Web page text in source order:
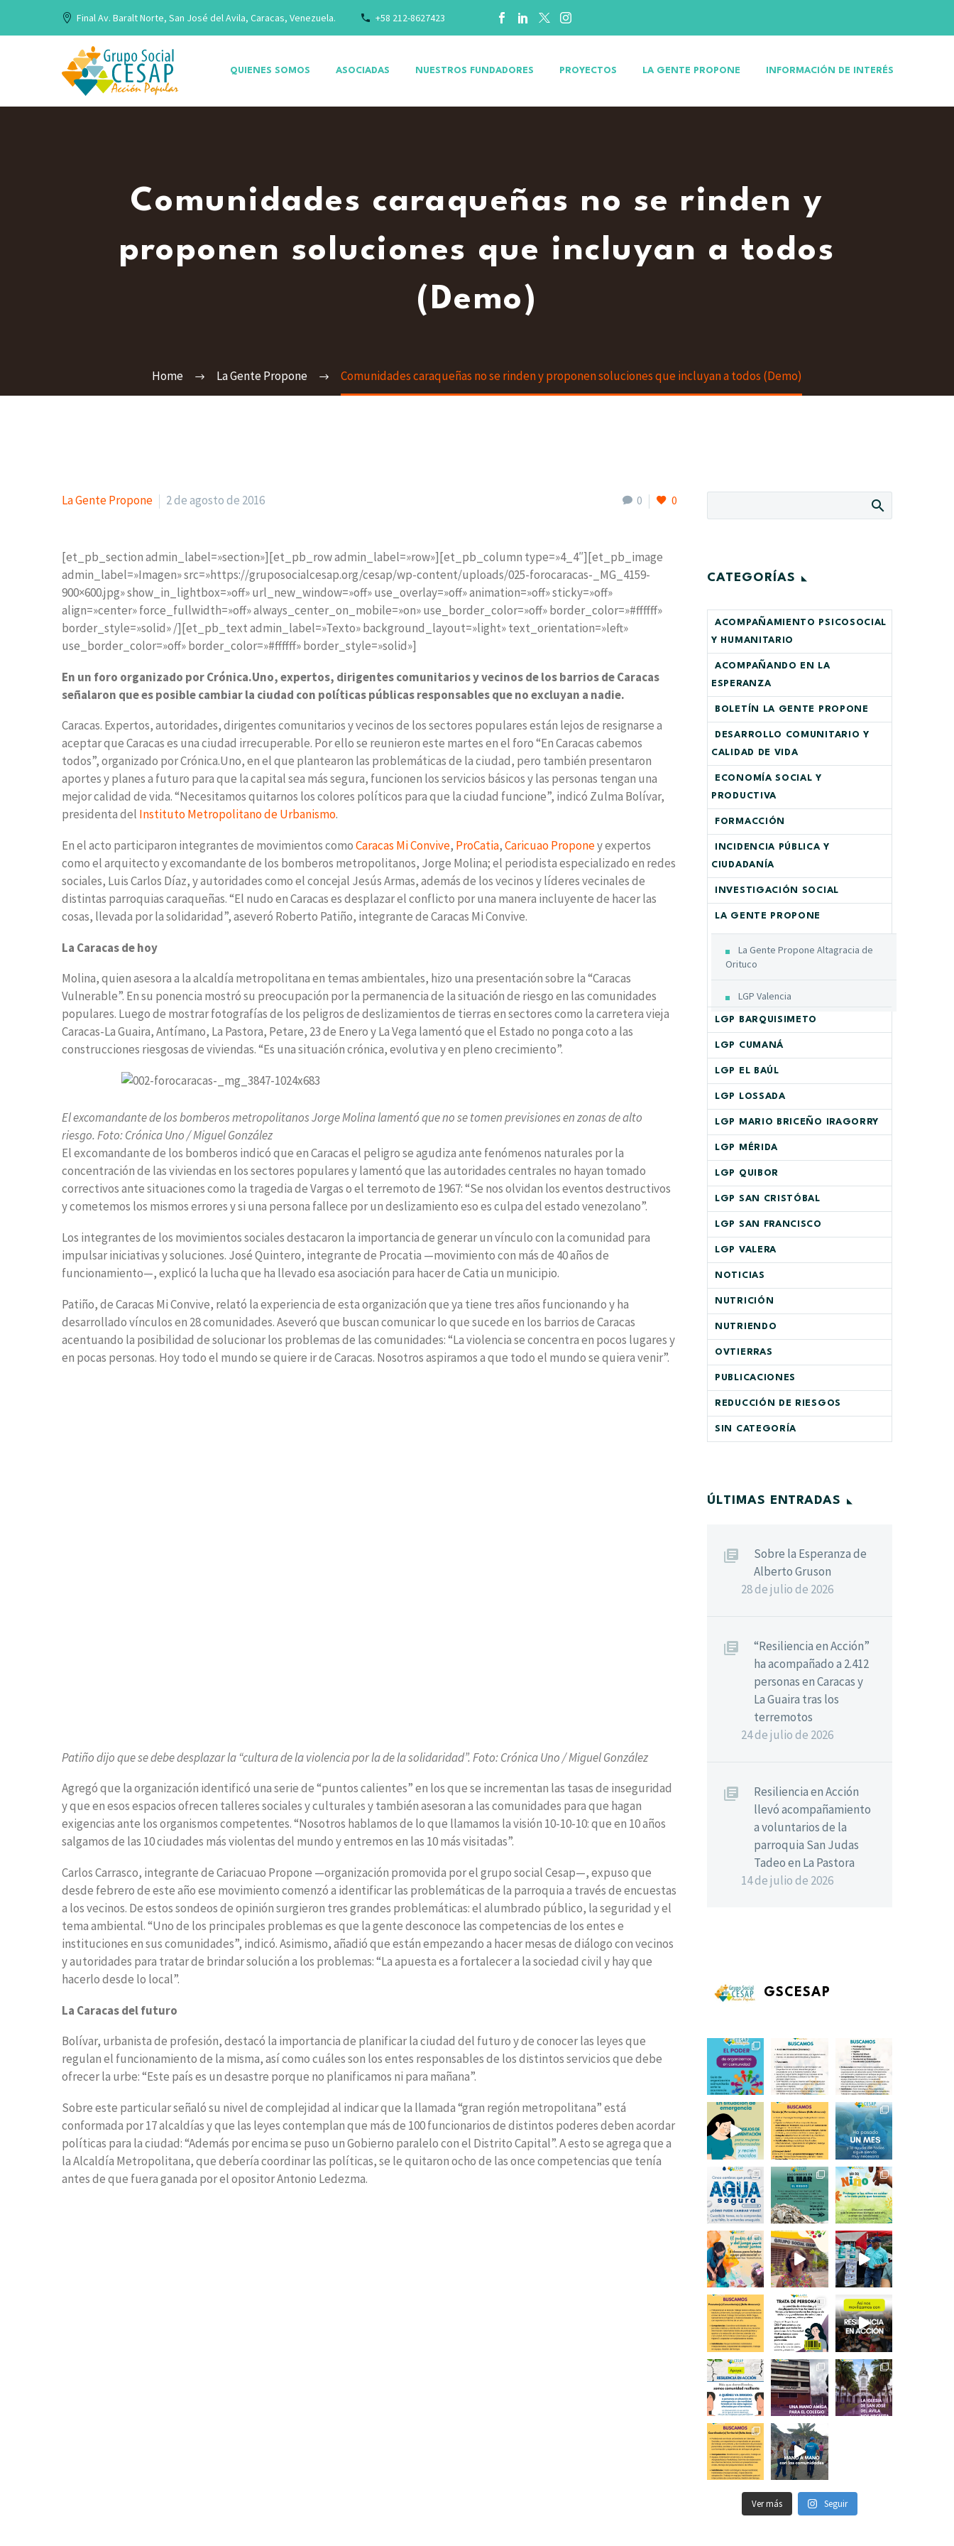
Final Av. Baralt Norte, San José del Avila, Caracas, Venezuela. +58 212-8627423
QUIENES SOMOS ASOCIADAS NUESTROS FUNDADORES PROYECTOS LA GENTE PROPONE INFORMACIÓN DE INTERÉS
Comunidades caraqueñas no se rinden y
proponen soluciones que incluyan a todos
(Demo)
Home La Gente Propone Comunidades caraqueñas no se rinden y proponen soluciones que incluyan a todos (Demo)
0 0
La Gente Propone 2 de agosto de 2016
[et_pb_section admin_label=»section»][et_pb_row admin_label=»row»][et_pb_column type=»4_4″][et_pb_image
admin_label=»Imagen» src=»https://gruposocialcesap.org/cesap/wp-content/uploads/025-forocaracas-_MG_4159-
900×600.jpg» show_in_lightbox=»off» url_new_window=»off» use_overlay=»off» animation=»off» sticky=»off»
align=»center» force_fullwidth=»off» always_center_on_mobile=»on» use_border_color=»off» border_color=»#ffffff»
border_style=»solid» /][et_pb_text admin_label=»Texto» background_layout=»light» text_orientation=»left»
use_border_color=»off» border_color=»#ffffff» border_style=»solid»]
En un foro organizado por Crónica.Uno, expertos, dirigentes comunitarios y vecinos de los barrios de Caracas
señalaron que es posible cambiar la ciudad con políticas públicas responsables que no excluyan a nadie.
Caracas. Expertos, autoridades, dirigentes comunitarios y vecinos de los sectores populares están lejos de resignarse a
aceptar que Caracas es una ciudad irrecuperable. Por ello se reunieron este martes en el foro “En Caracas cabemos
todos”, organizado por Crónica.Uno, en el que plantearon las problemáticas de la ciudad, pero también presentaron
aportes y planes a futuro para que la capital sea más segura, funcionen los servicios básicos y las personas tengan una
mejor calidad de vida. “Necesitamos quitarnos los colores políticos para que la ciudad funcione”, indicó Zulma Bolívar,
presidenta del Instituto Metropolitano de Urbanismo.
En el acto participaron integrantes de movimientos comoCaracas Mi Convive, ProCatia,Caricuao Proponey expertos
como el arquitecto y excomandante de los bomberos metropolitanos, Jorge Molina; el periodista especializado en redes
sociales, Luis Carlos Díaz, y autoridades como el concejal Jesús Armas, además de los vecinos y líderes vecinales de
distintas parroquias caraqueñas. “El nudo en Caracas es desplazar el conflicto por una manera incluyente de hacer las
cosas, llevada por la solidaridad”, aseveró Roberto Patiño, integrante de Caracas Mi Convive.
La Caracas de hoy
Molina, quien asesora a la alcaldía metropolitana en temas ambientales, hizo una presentación sobre la “Caracas
Vulnerable”. En su ponencia mostró su preocupación por la permanencia de la situación de riesgo en las comunidades
populares. Luego de mostrar fotografías de los peligros de deslizamientos de tierras en sectores como la carretera vieja
Caracas-La Guaira, Antímano, La Pastora, Petare, 23 de Enero y La Vega lamentó que el Estado no ponga coto a las
construcciones riesgosas de viviendas. “Es una situación crónica, evolutiva y en pleno crecimiento”.
El excomandante de los bomberos metropolitanos Jorge Molina lamentó que no se tomen previsiones en zonas de alto
riesgo. Foto: Crónica Uno / Miguel González
El excomandante de los bomberos indicó que en Caracas el peligro se agudiza ante fenómenos naturales por la
concentración de las viviendas en los sectores populares y lamentó que las autoridades centrales no hayan tomado
correctivos ante situaciones como la tragedia de Vargas o el terremoto de 1967: “Se nos olvidan los eventos destructivos
y cometemos los mismos errores y si una persona fallece por un deslizamiento eso es culpa del estado venezolano”.
Los integrantes de los movimientos sociales destacaron la importancia de generar un vínculo con la comunidad para
impulsar iniciativas y soluciones. José Quintero, integrante de Procatia —movimiento con más de 40 años de
funcionamiento—, explicó la lucha que ha llevado esa asociación para hacer de Catia un municipio.
Patiño, de Caracas Mi Convive, relató la experiencia de esta organización que ya tiene tres años funcionando y ha
desarrollado vínculos en 28 comunidades. Aseveró que buscan comunicar lo que sucede en los barrios de Caracas
acentuando la posibilidad de solucionar los problemas de las comunidades: “La violencia se concentra en pocos lugares y
en pocas personas. Hoy todo el mundo se quiere ir de Caracas. Nosotros aspiramos a que todo el mundo se quiera venir”.
Patiño dijo que se debe desplazar la “cultura de la violencia por la de la solidaridad”. Foto: Crónica Uno / Miguel González
Agregó que la organización identificó una serie de “puntos calientes” en los que se incrementan las tasas de inseguridad
y que en esos espacios ofrecen talleres sociales y culturales y también asesoran a las comunidades para que hagan
exigencias ante los organismos competentes. “Nosotros hablamos de lo que llamamos la visión 10-10-10: que en 10 años
salgamos de las 10 ciudades más violentas del mundo y entremos en las 10 más visitadas”.
Carlos Carrasco, integrante de Cariacuao Propone —organización promovida por el grupo social Cesap—, expuso que
desde febrero de este año ese movimiento comenzó a identificar las problemáticas de la parroquia a través de encuestas
a los vecinos. De estos sondeos de opinión surgieron tres grandes problemáticas: el alumbrado público, la seguridad y el
tema ambiental. “Uno de los principales problemas es que la gente desconoce las competencias de los entes e
instituciones en sus comunidades”, indicó. Asimismo, añadió que están empezando a hacer mesas de diálogo con vecinos
y autoridades para tratar de brindar solución a los problemas: “La apuesta es a fortalecer a la sociedad civil y hay que
hacerlo desde lo local”.
La Caracas del futuro
Bolívar, urbanista de profesión, destacó la importancia de planificar la ciudad del futuro y de conocer las leyes que
regulan el funcionamiento de la misma, así como cuáles son los entes responsables de los distintos servicios que debe
ofrecer la urbe: “Este país es un desastre porque no planificamos ni para mañana”.
Sobre este particular señaló su nivel de complejidad al indicar que la llamada “gran región metropolitana” está
conformada por 17 alcaldías y que las leyes contemplan que más de 100 funcionarios de distintos poderes deben acordar
políticas para la ciudad: “Además por encima se puso un Gobierno paralelo con el Distrito Capital”. A esto se agrega que a
la Alcaldía Metropolitana, que debería coordinar las políticas, se le quitaron ocho de las once competencias que tenía
antes de que fuera ganada por el opositor Antonio Ledezma.
CATEGORÍAS
ACOMPAÑAMIENTO PSICOSOCIAL
Y HUMANITARIO
ACOMPAÑANDO EN LA
ESPERANZA
BOLETÍN LA GENTE PROPONE
DESARROLLO COMUNITARIO Y
CALIDAD DE VIDA
ECONOMÍA SOCIAL Y
PRODUCTIVA
FORMACCIÓN
INCIDENCIA PÚBLICA Y
CIUDADANÍA
INVESTIGACIÓN SOCIAL
LA GENTE PROPONE
La Gente Propone Altagracia de
Orituco
LGP Valencia
LGP BARQUISIMETO
LGP CUMANÁ
LGP EL BAÚL
LGP LOSSADA
LGP MARIO BRICEÑO IRAGORRY
LGP MÉRIDA
LGP QUIBOR
LGP SAN CRISTÓBAL
LGP SAN FRANCISCO
LGP VALERA
NOTICIAS
NUTRICIÓN
NUTRIENDO
OVTIERRAS
PUBLICACIONES
REDUCCIÓN DE RIESGOS
SIN CATEGORÍA
ÚLTIMAS ENTRADAS
Sobre la Esperanza de
Alberto Gruson
28 de julio de 2026
“Resiliencia en Acción”
ha acompañado a 2.412
personas en Caracas y
La Guaira tras los
terremotos
24 de julio de 2026
Resiliencia en Acción
llevó acompañamiento
a voluntarios de la
parroquia San Judas
Tadeo en La Pastora
14 de julio de 2026
GSCESAP
Ver más Seguir